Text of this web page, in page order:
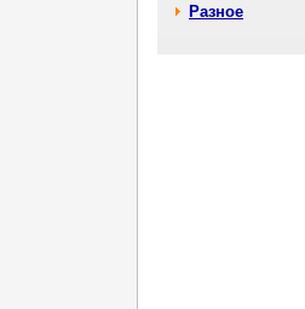
Разное